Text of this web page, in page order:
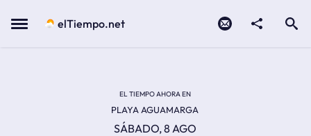
Menu elTiempo.net
EL TIEMPO AHORA EN
PLAYA AGUAMARGA
SÁBADO, 8 AGO